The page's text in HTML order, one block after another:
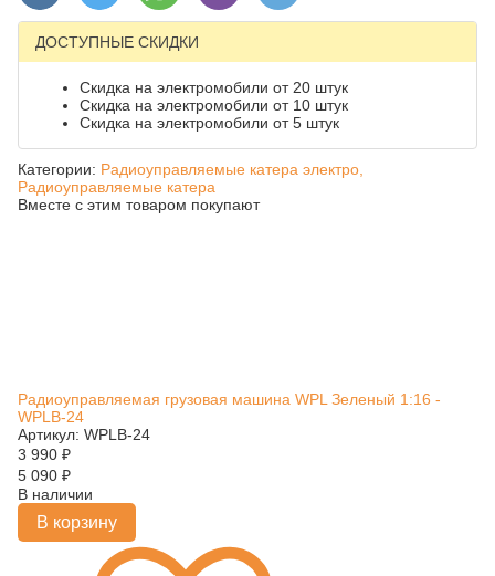
ДОСТУПНЫЕ СКИДКИ
Скидка на электромобили от 20 штук
Скидка на электромобили от 10 штук
Скидка на электромобили от 5 штук
Категории: Радиоуправляемые катера электро,
Радиоуправляемые катера
Вместе с этим товаром покупают
Радиоуправляемая грузовая машина WPL Зеленый 1:16 -
WPLB-24
Артикул: WPLB-24
3 990 ₽
5 090 ₽
В наличии
В корзину